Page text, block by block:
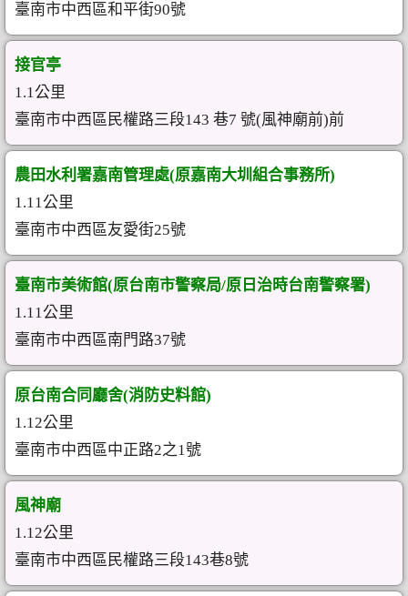
臺南市中西區和平街90號
接官亭
1.1公里
臺南市中西區民權路三段143 巷7 號(風神廟前)前
農田水利署嘉南管理處(原嘉南大圳組合事務所)
1.11公里
臺南市中西區友愛街25號
臺南市美術館(原台南市警察局/原日治時台南警察署)
1.11公里
臺南市中西區南門路37號
原台南合同廳舍(消防史料館)
1.12公里
臺南市中西區中正路2之1號
風神廟
1.12公里
臺南市中西區民權路三段143巷8號